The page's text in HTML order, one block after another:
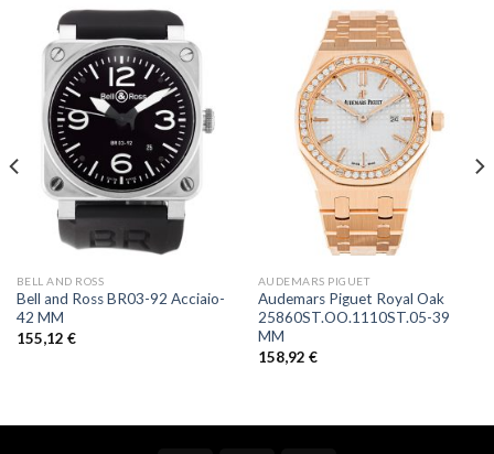
BELL AND ROSS
Bell and Ross BR03-92 Acciaio-
42 MM
155,12 €
AUDEMARS PIGUET
Audemars Piguet Royal Oak
25860ST.OO.1110ST.05-39
MM
158,92 €